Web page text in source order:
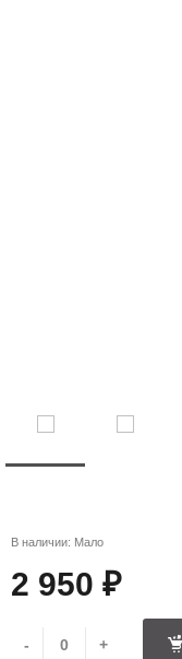
В наличии: Мало
2 950 ₽
- +